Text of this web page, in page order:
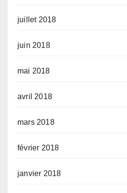
juillet 2018
juin 2018
mai 2018
avril 2018
mars 2018
février 2018
janvier 2018